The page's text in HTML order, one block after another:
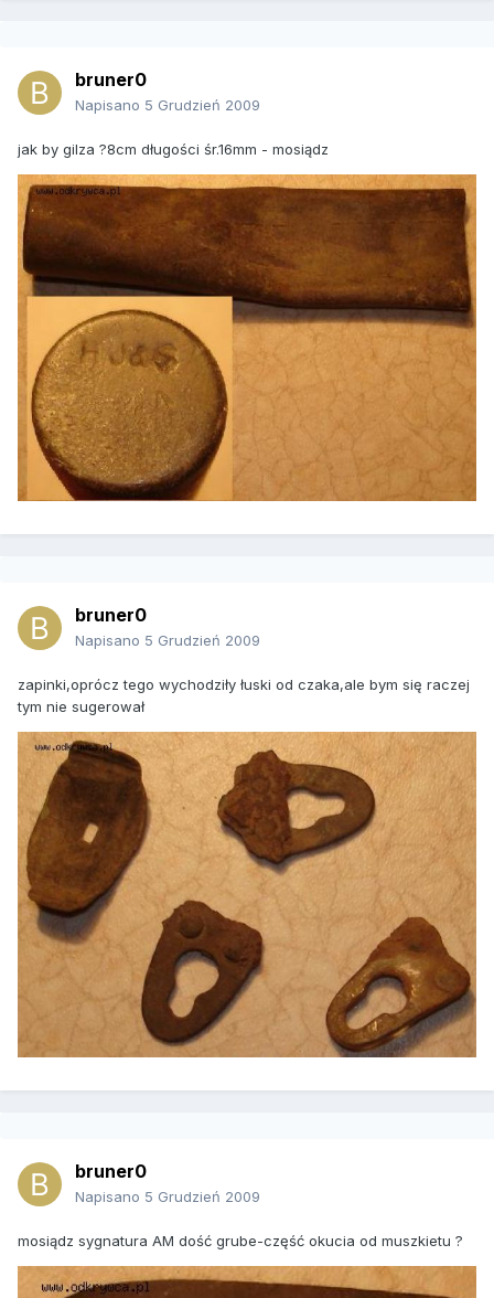
bruner0
Napisano 5 Grudzień 2009
jak by gilza ?8cm długości śr.16mm - mosiądz
bruner0
Napisano 5 Grudzień 2009
zapinki,oprócz tego wychodziły łuski od czaka,ale bym się raczej
tym nie sugerował
bruner0
Napisano 5 Grudzień 2009
mosiądz sygnatura AM dość grube-część okucia od muszkietu ?